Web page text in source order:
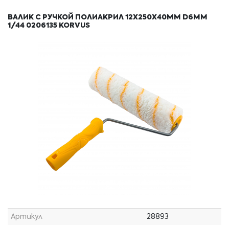
ВАЛИК С РУЧКОЙ ПОЛИАКРИЛ 12Х250Х40ММ D6ММ
1/44 0206135 KORVUS
Артикул 28893